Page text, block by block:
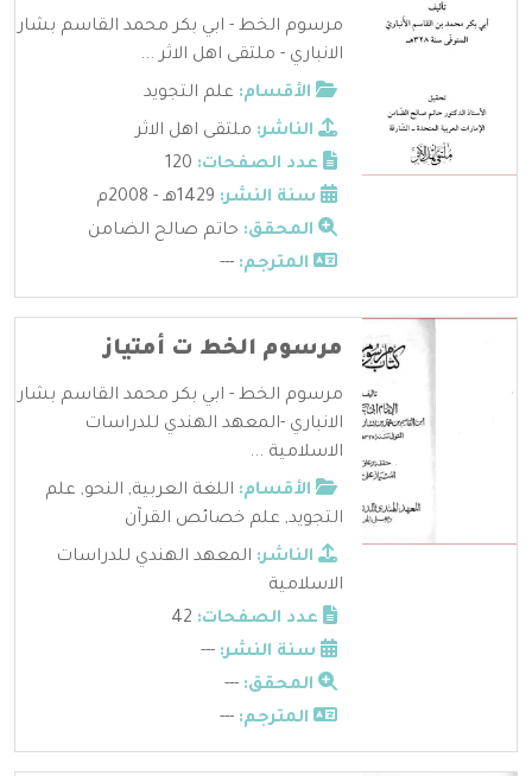
مرسوم الخط - ابي بكر محمد القاسم بشار
الانباري - ملتقى اهل الاثر ...
الأقسام: علم التجويد
الناشر: ملتقى اهل الاثر
عدد الصفحات:
سنة النشر:
المحقق: حاتم صالح الضامن
المترجم: ---
مرسوم الخط ت أمتياز
مرسوم الخط - ابي بكر محمد القاسم بشار
الانباري -المعهد الهندي للدراسات
الاسلامية ...
الأقسام: اللغة العربية, النحو, علم
التجويد, علم خصائص القرآن
الناشر: المعهد الهندي للدراسات
الاسلامية
عدد الصفحات:
سنة النشر: ---
المحقق: ---
المترجم: ---